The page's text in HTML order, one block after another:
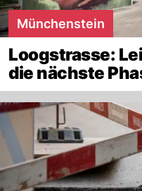
Münchenstein
Loogstrasse:
die nächste